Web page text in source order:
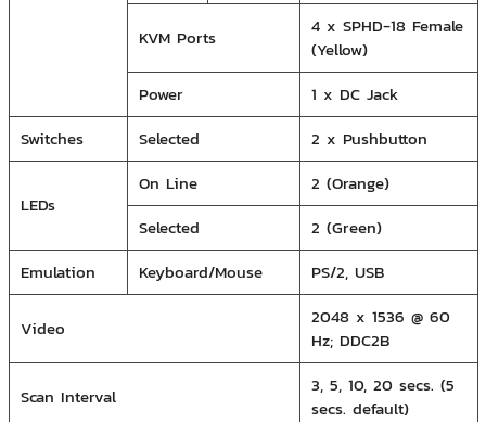
KVM Ports
4 x SPHD-18 Female
(Yellow)
Power
1 x DC Jack
Switches
Selected 2 x Pushbutton
LEDs
On Line
2 (Orange)
Selected
2 (Green)
Emulation
Keyboard/Mouse PS/2, USB
Video
2048 x 1536 @ 60
Hz; DDC2B
Scan Interval
3, 5, 10, 20 secs. (5
secs. default)